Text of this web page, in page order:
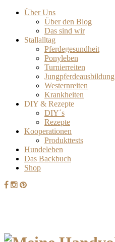
Über Uns
Über den Blog
Das sind wir
Stallalltag
Pferdegesundheit
Ponyleben
Turnierreiten
Jungpferdeausbildung
Westernreiten
Krankheiten
DIY & Rezepte
DIY´s
Rezepte
Kooperationen
Produkttests
Hundeleben
Das Backbuch
Shop